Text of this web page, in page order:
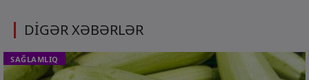
DİGƏR XƏBƏRLƏR
SAĞLAMLIQ